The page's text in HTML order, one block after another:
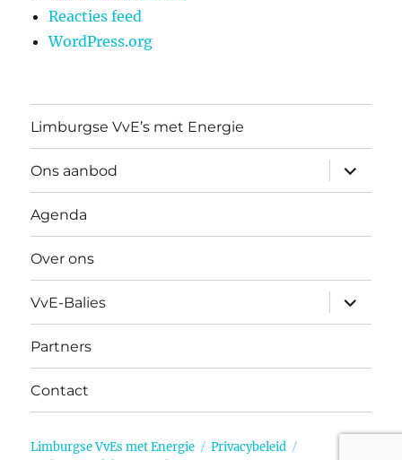
Reacties feed
WordPress.org
Limburgse VvE’s met Energie
Ons aanbod
Agenda
Over ons
VvE-Balies
Partners
Contact
Limburgse VvEs met Energie
Privacybeleid